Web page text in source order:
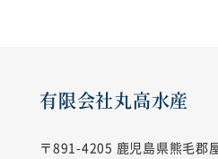
有限会社丸高水産
〒891-4205 鹿児島県熊毛郡